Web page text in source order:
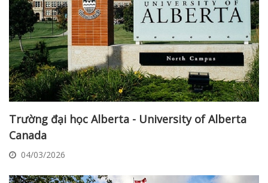
Trường đại học Alberta - University of Alberta
Canada
04/03/2026